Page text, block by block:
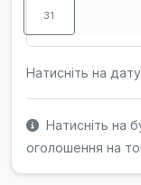
31
Натисніть на
Натисніть на
оголошення на